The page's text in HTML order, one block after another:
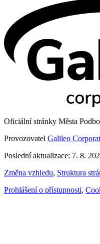
Oficiální stránky Města
Provozovatel Galileo
Poslední aktualizace: 7. 8.
Změna vzhledu, Struktura
Prohlášení o přístupnosti,